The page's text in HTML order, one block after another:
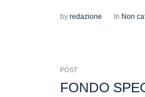
by redazione In Non
POST
FONDO